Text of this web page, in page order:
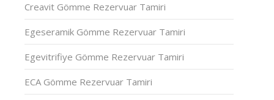
Creavit Gömme Rezervuar Tamiri
Egeseramik Gömme Rezervuar Tamiri
Egevitrifiye Gömme Rezervuar Tamiri
ECA Gömme Rezervuar Tamiri